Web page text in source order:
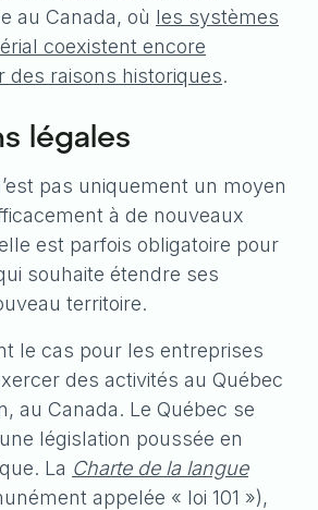
au Canada, où les systèmes
coexistent encore
des raisons historiques.
légales
pas uniquement un moyen
à de nouveaux
est parfois obligatoire pour
souhaite étendre ses
territoire.
le cas pour les entreprises
des activités au Québec
au Canada. Le Québec se
législation poussée en
La Charte de la langue
appelée « loi 101 »),